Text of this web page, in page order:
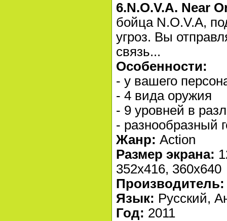
6.N.O.V.A. Near
бойца N.O.V.A,
угроз. Вы
связь...
Особенности:
- у вашего
- 4 вида оружия
- 9 уровней в
- разнообразный
Жанр: Action
Размер экрана:
352x416, 360x640
Производитель:
Язык: Русский,
Год: 2011